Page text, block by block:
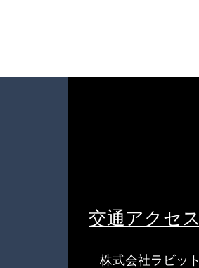
ライブURLのお知ら
株式会社ラビット
交通アクセス